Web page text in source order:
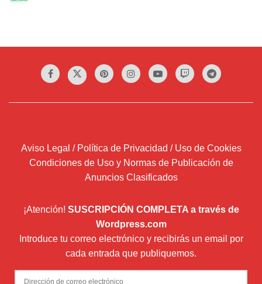
Aviso Legal / Política de Privacidad / Uso de Cookies
Condiciones de Uso y Normas de Publicación de
Anuncios Clasificados
¡Atención! SUSCRIPCIÓN COMPLETA a través de
Wordpress.com
Introduce tu correo electrónico y recibirás un email por
cada entrada que publiquemos.
Dirección